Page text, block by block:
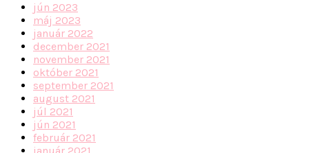
jún 2023
máj 2023
január 2022
december 2021
november 2021
október 2021
september 2021
august 2021
júl 2021
jún 2021
február 2021